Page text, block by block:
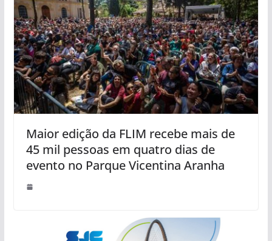
Maior edição da FLIM recebe mais de
45 mil pessoas em quatro dias de
evento no Parque Vicentina Aranha